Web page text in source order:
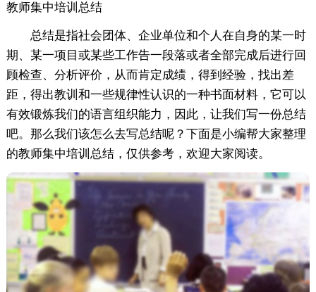
教师集中培训总结
总结是指社会团体、企业单位和个人在自身的某一时
期、某一项目或某些工作告一段落或者全部完成后进行回
顾检查、分析评价，从而肯定成绩，得到经验，找出差
距，得出教训和一些规律性认识的一种书面材料，它可以
有效锻炼我们的语言组织能力，因此，让我们写一份总结
吧。那么我们该怎么去写总结呢？下面是小编帮大家整理
的教师集中培训总结，仅供参考，欢迎大家阅读。